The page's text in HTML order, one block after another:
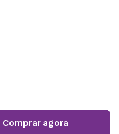
comprar agora